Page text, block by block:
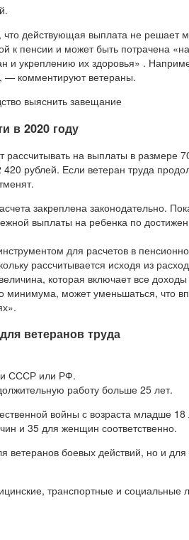
что действующая выплата не решает
к пенсии и может быть потрачена
и укреплению их здоровья» .
— комментируют ветераны.
выяснить завещание
в 2020 году
рассчитывать на выплаты в размере
рублей. Если ветеран труда
закреплена законодательно.
выплаты на ребенка по
для расчетов в
рассчитывается исходя из
которая включает все доходы
минимума, может уменьшаться, что
ветеранов труда
СССР или РФ.
работу больше 25 лет.
войны с возраста младше 18
и 35 для женщин соответственно.
ветеранов боевых действий, но и для
транспортные и социальные